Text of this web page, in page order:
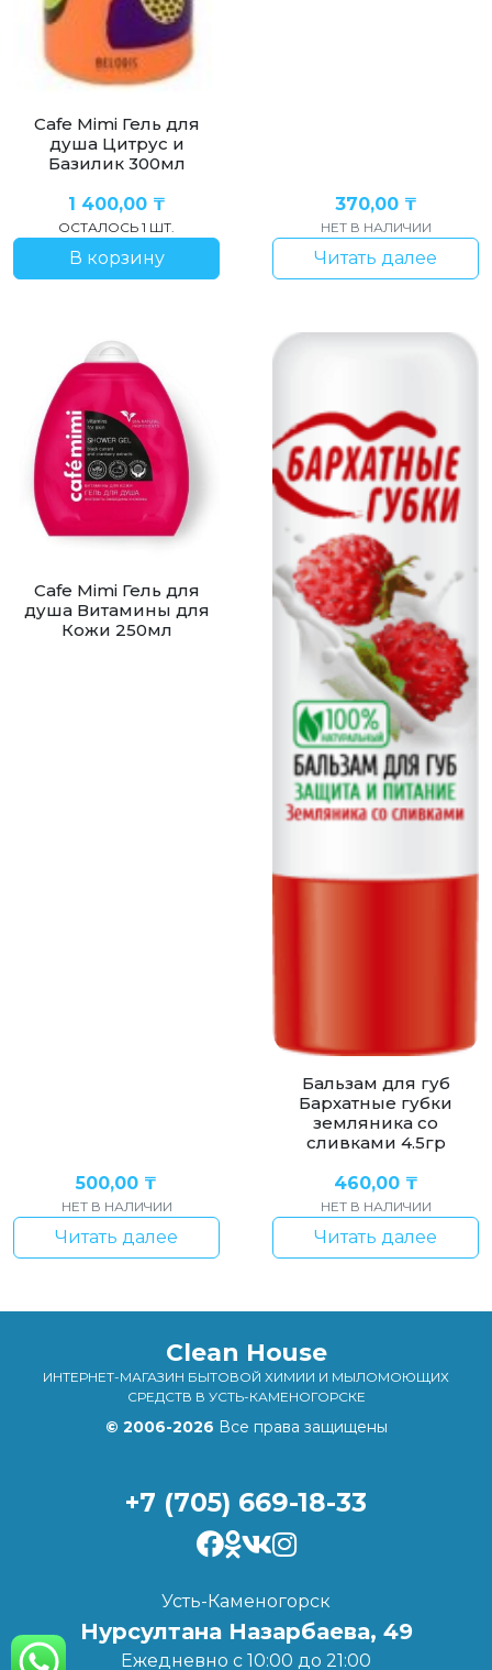
Cafe Mimi Гель для
душа Цитрус и
Базилик 300мл
1 400,00 ₸
ОСТАЛОСЬ 1 ШТ.
В корзину
370,00 ₸
НЕТ В НАЛИЧИИ
Читать далее
Cafe Mimi Гель для
душа Витамины для
Кожи 250мл
500,00 ₸
НЕТ В НАЛИЧИИ
Читать далее
Бальзам для губ
Бархатные губки
земляника со
сливками 4.5гр
460,00 ₸
НЕТ В НАЛИЧИИ
Читать далее
Clean House
ИНТЕРНЕТ-МАГАЗИН БЫТОВОЙ ХИМИИ И МЫЛОМОЮЩИХ
СРЕДСТВ В УСТЬ-КАМЕНОГОРСКЕ
© 2006-2026 Все права защищены
+7 (705) 669-18-33
Усть-Каменогорск
Нурсултана Назарбаева, 49
Ежедневно с 10:00 до 21:00